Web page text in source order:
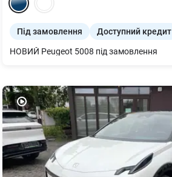
Під замовлення Доступний кредит
НОВИЙ Peugeot 5008 під замовлення